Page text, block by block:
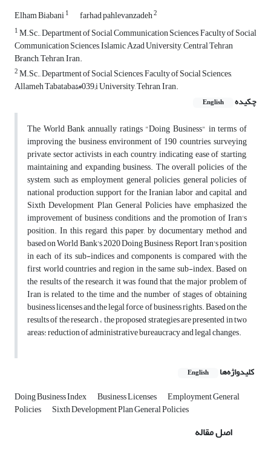
Elham Biabani1 farhad pahlevanzadeh2
1M.Sc., Department of Social Communication Sciences, Faculty of Social
Communication Sciences, Islamic Azad University, Central Tehran
Branch, Tehran, Iran.
2M.Sc., Department of Social Sciences, Faculty of Social Sciences,
Allameh Tabataba&#039;i University, Tehran, Iran.
چکیده
English
The World Bank annually ratings "Doing Business" in terms of
improving the business environment of 190 countries, surveying
private sector activists in each country, indicating ease of starting,
maintaining and expanding business. The overall policies of the
system, such as employment general policies, general policies of
national production, support for the Iranian labor and capital, and
Sixth Development Plan General Policies have emphasized the
improvement of business conditions and the promotion of Iran's
position. In this regard, this paper, by documentary method and
based on World Bank's 2020 Doing Business Report, Iran's position
in each of its sub-indices and components is compared with the
first world countries and region in the same sub-index. Based on
the results of the research, it was found that the major problem of
Iran is related to the time and the number of stages of obtaining
business licenses and the legal force of business rights. Based on the
results of the research ، the proposed strategies are presented in two
areas: reduction of administrative bureaucracy and legal changes.
کلیدواژه‌ها English
Doing Business Index Business Licenses Employment General
Policies Sixth Development Plan General Policies
اصل مقاله